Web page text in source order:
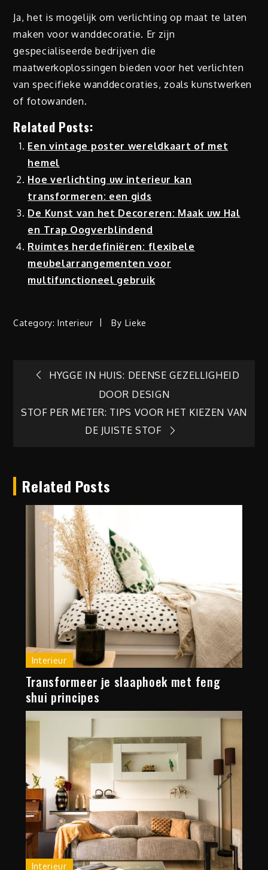
Ja, het is mogelijk om verlichting op maat te laten
maken voor wanddecoratie. Er zijn
gespecialiseerde bedrijven die
maatwerkoplossingen bieden voor het verlichten
van specifieke wanddecoraties, zoals kunstwerken
of fotowanden.
Related Posts:
Een vintage poster wereldkaart of met
hemel
Hoe verlichting uw interieur kan
transformeren: een gids
De Kunst van het Decoreren: Maak uw Hal
en Trap Oogverblindend
Ruimtes herdefiniëren: flexibele
meubelarrangementen voor
multifunctioneel gebruik
Category:Interieur By Lieke
Berichtnavigatie
HYGGE IN HUIS: DEENSE GEZELLIGHEID
DOOR DESIGN
STOF PER METER: TIPS VOOR HET KIEZEN VAN
DE JUISTE STOF
Related Posts
Interieur
Transformeer je slaaphoek met feng
shui principes
Interieur